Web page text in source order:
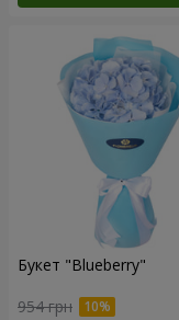
Букет "Blueberry"
954 грн